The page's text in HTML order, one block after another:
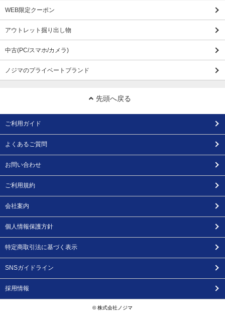
WEB限定クーポン
アウトレット掘り出し物
中古(PC/スマホ/カメラ)
ノジマのプライベートブランド
先頭へ戻る
ご利用ガイド
よくあるご質問
お問い合わせ
ご利用規約
会社案内
個人情報保護方針
特定商取引法に基づく表示
SNSガイドライン
採用情報
© 株式会社ノジマ